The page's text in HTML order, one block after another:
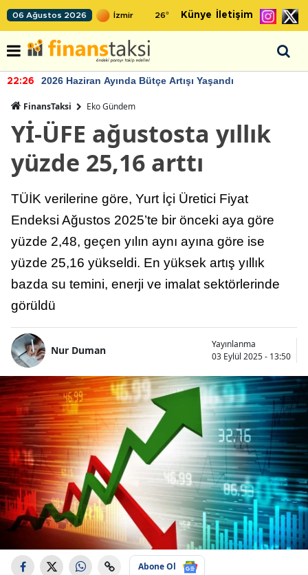
06 Ağustos 2026 26° Künye İletişim
22:26 2026 Haziran Ayında Bütçe Artışı Yaşandı
FinansTaksi Eko Gündem
Yİ-ÜFE ağustosta yıllık
yüzde 25,16 arttı
TÜİK verilerine göre, Yurt İçi Üretici Fiyat
Endeksi Ağustos 2025’te bir önceki aya göre
yüzde 2,48, geçen yılın aynı ayına göre ise
yüzde 25,16 yükseldi. En yüksek artış yıllık
bazda su temini, enerji ve imalat sektörlerinde
görüldü
Nur Duman
Yayınlanma
03 Eylül 2025 - 13:50
Abone Ol